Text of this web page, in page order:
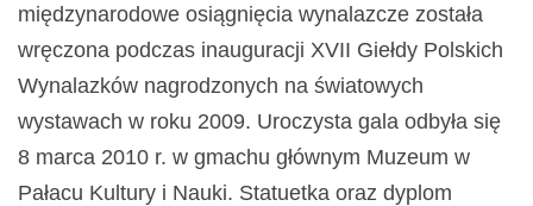
międzynarodowe osiągnięcia wynalazcze została
wręczona podczas inauguracji XVII Giełdy Polskich
Wynalazków nagrodzonych na światowych
wystawach w roku 2009. Uroczysta gala odbyła się
8 marca 2010 r. w gmachu głównym Muzeum w
Pałacu Kultury i Nauki. Statuetka oraz dyplom